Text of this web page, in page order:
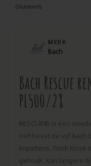
Glutenvrij
MERK
Bach
Bach Rescue
PL500/28
RESCUE® is een
Het bevat de vijf Bach
Impatiens, Rock Rose
gebruik. Kan langere